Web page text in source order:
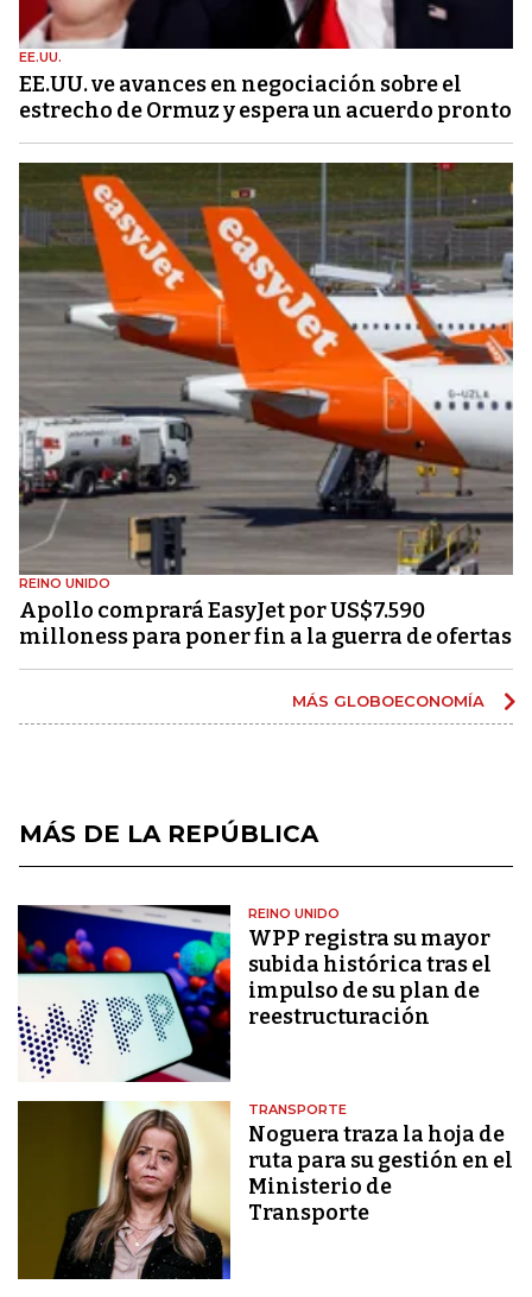
EE.UU.
EE.UU. ve avances en negociación sobre el
estrecho de Ormuz y espera un acuerdo pronto
REINO UNIDO
Apollo comprará EasyJet por US$7.590
milloness para poner fin a la guerra de ofertas
MÁS GLOBOECONOMÍA
MÁS DE LA REPÚBLICA
REINO UNIDO
WPP registra su mayor
subida histórica tras el
impulso de su plan de
reestructuración
TRANSPORTE
Noguera traza la hoja de
ruta para su gestión en el
Ministerio de
Transporte